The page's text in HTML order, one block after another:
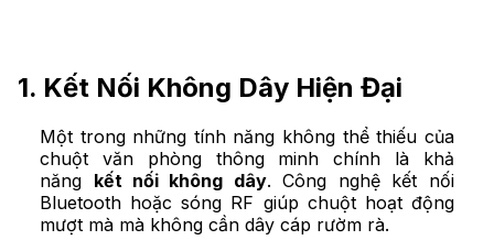
1. Kết Nối Không Dây Hiện Đại
Một trong những tính năng không thể thiếu của
chuột văn phòng thông minh chính là khả
năng kết nối không dây. Công nghệ kết nối
Bluetooth hoặc sóng RF giúp chuột hoạt động
mượt mà mà không cần dây cáp rườm rà.